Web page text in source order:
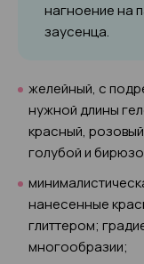
нагноение на
заусенца.
желейный, с
нужной длины
красный,
голубой и
нанесенные
глиттером;
многообразии;